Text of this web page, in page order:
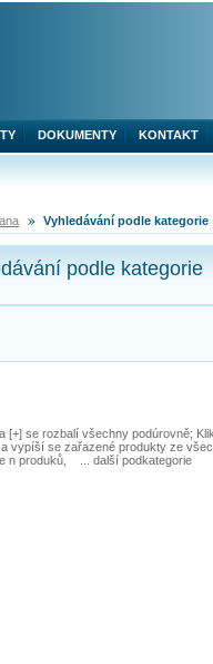
Vyhledávání podle kategorie
podle kategorie
[+] se rozbalí všechny podúrovně;
vypíší se zařazené produkty ze
n produků, ... další podkategorie
DOKUMENTY KONTAKT